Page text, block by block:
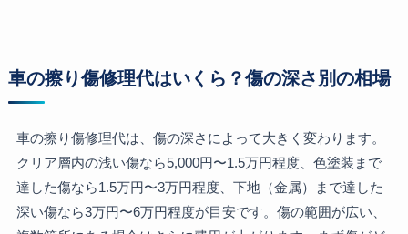
車の擦り傷修理代はいくら？傷の深さ別の相場
車の擦り傷修理代は、傷の深さによって大きく変わります。
クリア層内の浅い傷なら5,000円〜1.5万円程度、色塗装まで
達した傷なら1.5万円〜3万円程度、下地（金属）まで達した
深い傷なら3万円〜6万円程度が目安です。傷の範囲が広い、